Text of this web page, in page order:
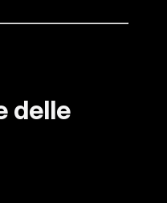
delle